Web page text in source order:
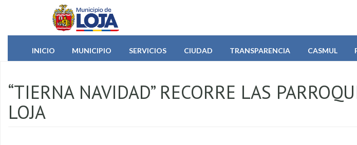
Pasar al contenido principal
INICIO
MUNICIPIO SERVICIOS CIUDAD TRANSPARENCIA CASMUL
“TIERNA NAVIDAD” RECORRE LAS
LOJA